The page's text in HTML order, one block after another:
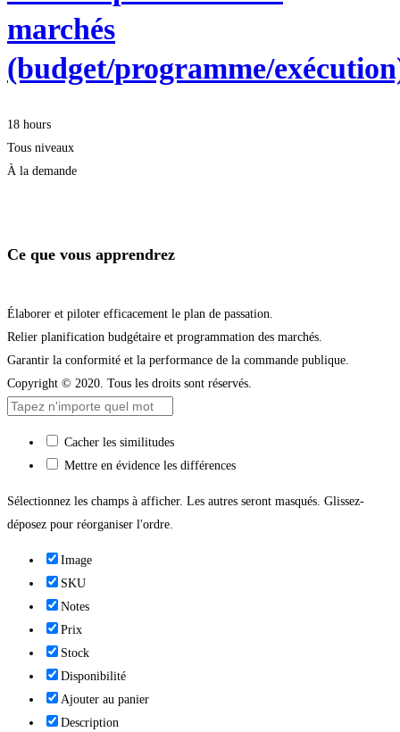
marchés
(budget/programme/
18 hours
Tous niveaux
À la demande
Ce que vous apprendrez
Élaborer et piloter efficacement le plan de passation.
Relier planification budgétaire et programmation des marchés.
Garantir la conformité et la performance de la commande publique.
Copyright © 2020. Tous les droits sont réservés.
Cacher les similitudes
Mettre en évidence les différences
Sélectionnez les champs à afficher. Les autres seront masqués. Glissez-
déposez pour réorganiser l'ordre.
Image
SKU
Notes
Prix
Stock
Disponibilité
Ajouter au panier
Description